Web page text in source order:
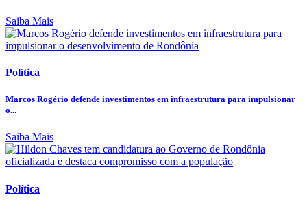
Saiba Mais
Política
Marcos Rogério defende investimentos em infraestrutura para impulsionar
o...
Saiba Mais
Política